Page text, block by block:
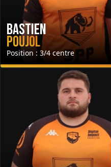
Bastien
Poujol
Position : 3/4 centre